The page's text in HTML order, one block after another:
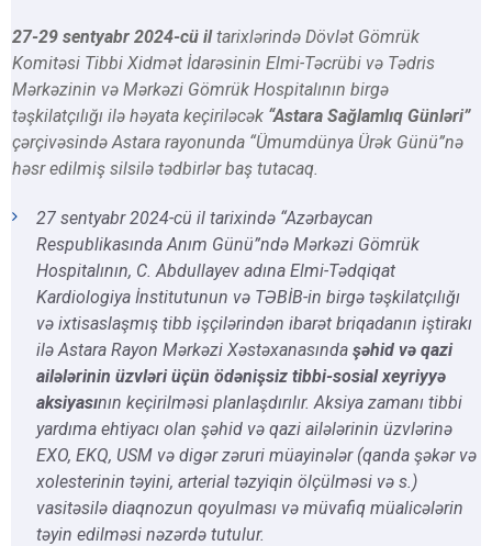
27-29 sentyabr 2024-cü iltarixlərində Dövlət Gömrük
Komitəsi Tibbi Xidmət İdarəsinin Elmi-Təcrübi və Tədris
Mərkəzinin və Mərkəzi Gömrük Hospitalının birgə
təşkilatçılığı ilə həyata keçiriləcək “Astara Sağlamlıq Günləri”
çərçivəsində Astara rayonunda “Ümumdünya Ürək Günü”nə
həsr edilmiş silsilə tədbirlər baş tutacaq.
27 sentyabr 2024-cü il tarixində “Azərbaycan
Respublikasında Anım Günü”ndə Mərkəzi Gömrük
Hospitalının, C. Abdullayev adına Elmi-Tədqiqat
Kardiologiya İnstitutunun və TƏBİB-in birgə təşkilatçılığı
və ixtisaslaşmış tibb işçilərindən ibarət briqadanın iştirakı
ilə Astara Rayon Mərkəzi Xəstəxanasında şəhid və qazi
ailələrinin üzvləri üçün ödənişsiz tibbi-sosial xeyriyyə
aksiyasının keçirilməsi planlaşdırılır. Aksiya zamanı tibbi
yardıma ehtiyacı olan şəhid və qazi ailələrinin üzvlərinə
EXO, EKQ, USM və digər zəruri müayinələr (qanda şəkər və
xolesterinin təyini, arterial təzyiqin ölçülməsi və s.)
vasitəsilə diaqnozun qoyulması və müvafiq müalicələrin
təyin edilməsi nəzərdə tutulur.